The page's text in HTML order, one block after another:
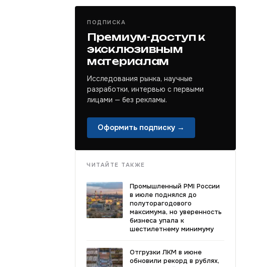
ПОДПИСКА
Премиум-доступ к
эксклюзивным
материалам
Исследования рынка, научные
разработки, интервью с первыми
лицами — без рекламы.
Оформить подписку →
ЧИТАЙТЕ ТАКЖЕ
Промышленный PMI России
в июле поднялся до
полуторагодового
максимума, но уверенность
бизнеса упала к
шестилетнему минимуму
Отгрузки ЛКМ в июне
обновили рекорд в рублях,